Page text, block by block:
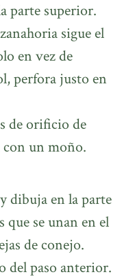
parte superior.
sigue el
en vez de
perfora justo en
de orificio de
con un moño.
dibuja en la parte
que se unan en el
de conejo.
del paso anterior.